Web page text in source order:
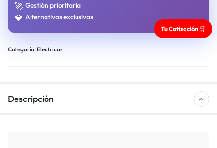
🚀 Gestión prioritaria
💎 Alternativas exclusivas
Categoría: Electricos
Descripción
Tu Cotización 🛒